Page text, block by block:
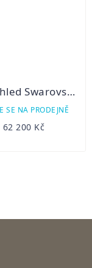
Puškohled Swarovski Z6i 1,7-10x42 BT SR
SE NA PRODEJNĚ
62 200 Kč